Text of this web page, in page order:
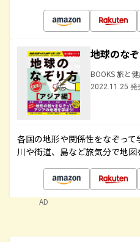
地球のな
BOOKS 旅と
2022.11.25 発
各国の地形や関係性をなぞって
川や街道、島など旅気分で地図
AD